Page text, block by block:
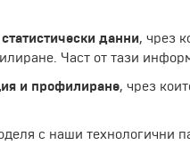
щат Рио де Жанейро.
му е около
лятна
данни, чрез
Част от тази
и профилиране, чрез
с наши технологични